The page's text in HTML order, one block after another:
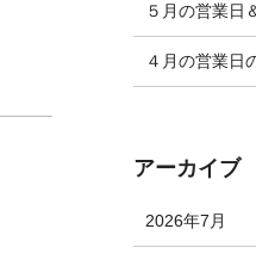
５月の営業日
４月の営業日
アーカイブ
2026年7月